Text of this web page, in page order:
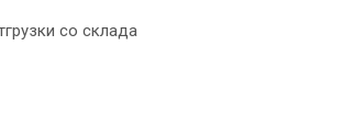
со склада